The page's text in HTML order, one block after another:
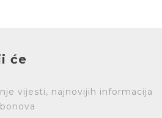
će
vijesti, najnovijih informacija